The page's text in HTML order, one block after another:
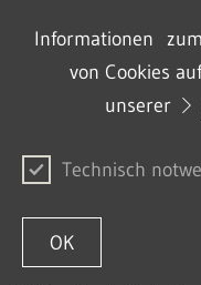
Informationen
von Cookies
unserer
Technisch
OK